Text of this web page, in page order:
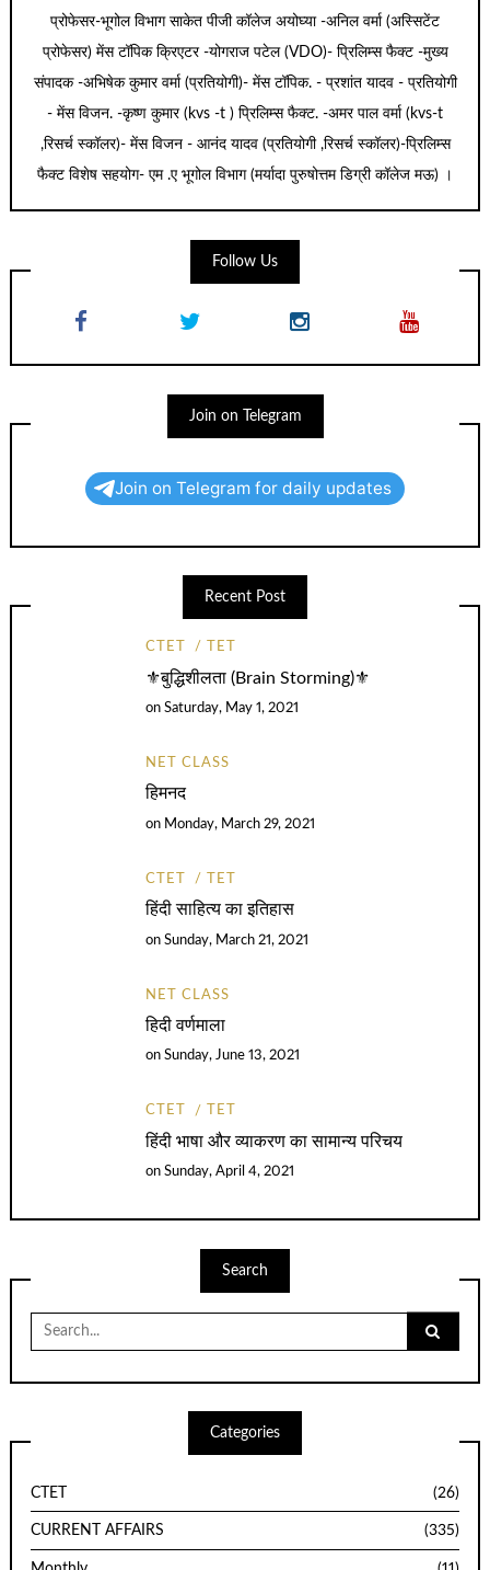
प्रोफेसर-भूगोल विभाग साकेत पीजी कॉलेज अयोघ्या -अनिल वर्मा (अस्सिटेंट
प्रोफेसर) मेंस टॉपिक क्रिएटर -योगराज पटेल (VDO)- प्रिलिम्स फैक्ट -मुख्य
संपादक -अभिषेक कुमार वर्मा (प्रतियोगी)- मेंस टॉपिक. - प्रशांत यादव - प्रतियोगी
- मेंस विजन. -कृष्ण कुमार (kvs -t ) प्रिलिम्स फैक्ट. -अमर पाल वर्मा (kvs-t
,रिसर्च स्कॉलर)- मेंस विजन - आनंद यादव (प्रतियोगी ,रिसर्च स्कॉलर)-प्रिलिम्स
फैक्ट विशेष सहयोग- एम .ए भूगोल विभाग (मर्यादा पुरुषोत्तम डिग्री कॉलेज मऊ) ।
Follow Us
Join on Telegram
Join on Telegram for daily updates
Recent Post
CTET TET
⚜️बुद्धिशीलता (Brain Storming)⚜️
onSaturday, May 1, 2021
NET CLASS
हिमनद
on Monday, March 29, 2021
CTET TET
हिंदी साहित्य का इतिहास
onSunday, March 21, 2021
NET CLASS
हिदी वर्णमाला
onSunday, June 13, 2021
CTET TET
हिंदी भाषा और व्याकरण का सामान्य परिचय
onSunday, April 4, 2021
Search
for:
Categories
CTET (26)
CURRENT AFFAIRS (335)